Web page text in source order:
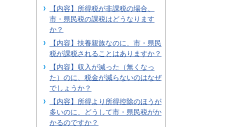
【内容】所得税が非課税の場合、
市・県民税の課税はどうなります
か？
【内容】扶養親族なのに、市・県民
税が課税されることはありますか？
【内容】収入が減った（無くなっ
た）のに、税金が減らないのはなぜ
でしょうか？
【内容】所得より所得控除のほうが
多いのに、どうして市・県民税がか
かるのですか？